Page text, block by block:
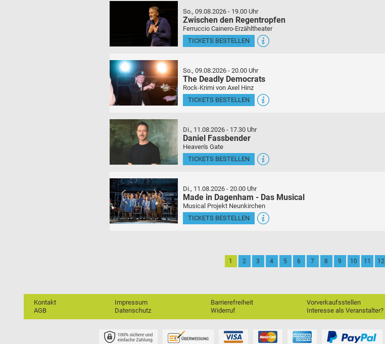
So., 09.08.2026 - 19.00 Uhr
Zwischen den Regentropfen
Ferruccio Cainero-Erzähltheater
TICKETS BESTELLEN
So., 09.08.2026 - 20.00 Uhr
The Deadly Democrats
Rock-Krimi von Axel Hinz
TICKETS BESTELLEN
Di., 11.08.2026 - 17.30 Uhr
Daniel Fassbender
Heaven's Gate
TICKETS BESTELLEN
Di., 11.08.2026 - 20.00 Uhr
Made in Dagenham - Das Musical
Musical Projekt Neunkirchen
TICKETS BESTELLEN
1 2 3 4 5 6 7 8 9 10 11 12
Kontakt
AGB
Impressum
Datenschutz
Barrierefreiheit
Widerruf
Vorverkaufsstellen
Interesse als Veranstalter?